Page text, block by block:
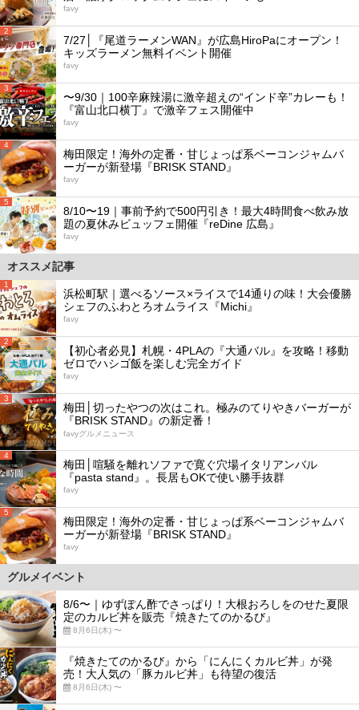
favy
2
7/27│『尾道ラーメンWAN』が広島HiroPaにオープン！
キッズラーメン無料イベント開催
favy
3
〜9/30｜100辛麻辣湯に激辛超えの“インド辛”カレーも！
『富山北口横丁』で激辛フェス開催中
favy
4
梅田限定！海外の定番・甘じょっぱ系ベーコンジャムバ
ーガーが新登場『BRISK STAND』
favy
5
8/10〜19｜事前予約で500円引き！最大4時間食べ飲み放
題の夏休みビュッフェ開催『reDine 広島』
favy
オススメ記事
1
浜松町駅｜選べるソース×ライスで14通りの味！大会優勝
シェフのふわとろオムライス『Michi』
favy
2
【初心者必見】札幌・4PLAの『大通バル』を攻略！移動
ゼロでハシゴ飯を楽しむ完全ガイド
favy
3
梅田│切ったやつの次はこれ。極みのてりやきバーガーが
『BRISK STAND』の新定番！
favyグルメニュース
4
梅田│喧騒を離れソファで寛ぐ穴場イタリアンバル
『pasta stand』。長居もOKで使い勝手抜群
favy
5
梅田限定！海外の定番・甘じょっぱ系ベーコンジャムバ
ーガーが新登場『BRISK STAND』
favy
グルメイベント
8/6〜｜ゆずぽん酢でさっぱり！大根おろしをのせた夏限
定のカルビ丼を販売『焼きたてのかるび』
8月6日(木) 〜
『焼きたてのかるび』から「にんにくカルビ丼」が発
売！大人気の「豚カルビ丼」も待望の復活
8月6日(木) 〜